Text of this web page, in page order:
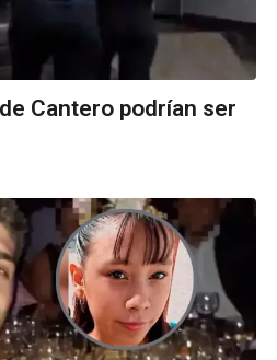
Cantero podrían ser